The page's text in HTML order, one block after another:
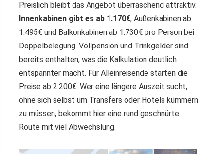
Preislich bleibt das Angebot überraschend attraktiv.
Innenkabinen gibt es ab 1.170€, Außenkabinen ab
1.495€ und Balkonkabinen ab 1.730€ pro Person bei
Doppelbelegung. Vollpension und Trinkgelder sind
bereits enthalten, was die Kalkulation deutlich
entspannter macht. Für Alleinreisende starten die
Preise ab 2.200€. Wer eine längere Auszeit sucht,
ohne sich selbst um Transfers oder Hotels kümmern
zu müssen, bekommt hier eine rund geschnürte
Route mit viel Abwechslung.